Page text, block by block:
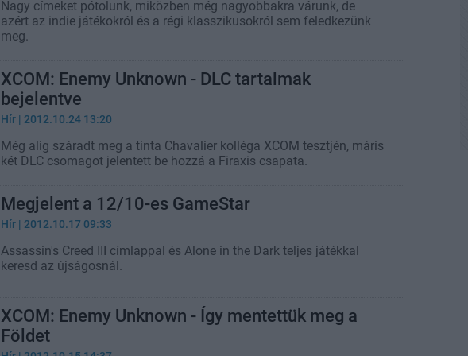
Nagy címeket pótolunk, miközben még nagyobbakra várunk, de
azért az indie játékokról és a régi klasszikusokról sem feledkezünk
meg.
XCOM: Enemy Unknown - DLC tartalmak
bejelentve
Hír | 2012.10.24 13:20
Még alig száradt meg a tinta Chavalier kolléga XCOM tesztjén, máris
két DLC csomagot jelentett be hozzá a Firaxis csapata.
Megjelent a 12/10-es GameStar
Hír | 2012.10.17 09:33
Assassin's Creed III címlappal és Alone in the Dark teljes játékkal
keresd az újságosnál.
XCOM: Enemy Unknown - Így mentettük meg a
Földet